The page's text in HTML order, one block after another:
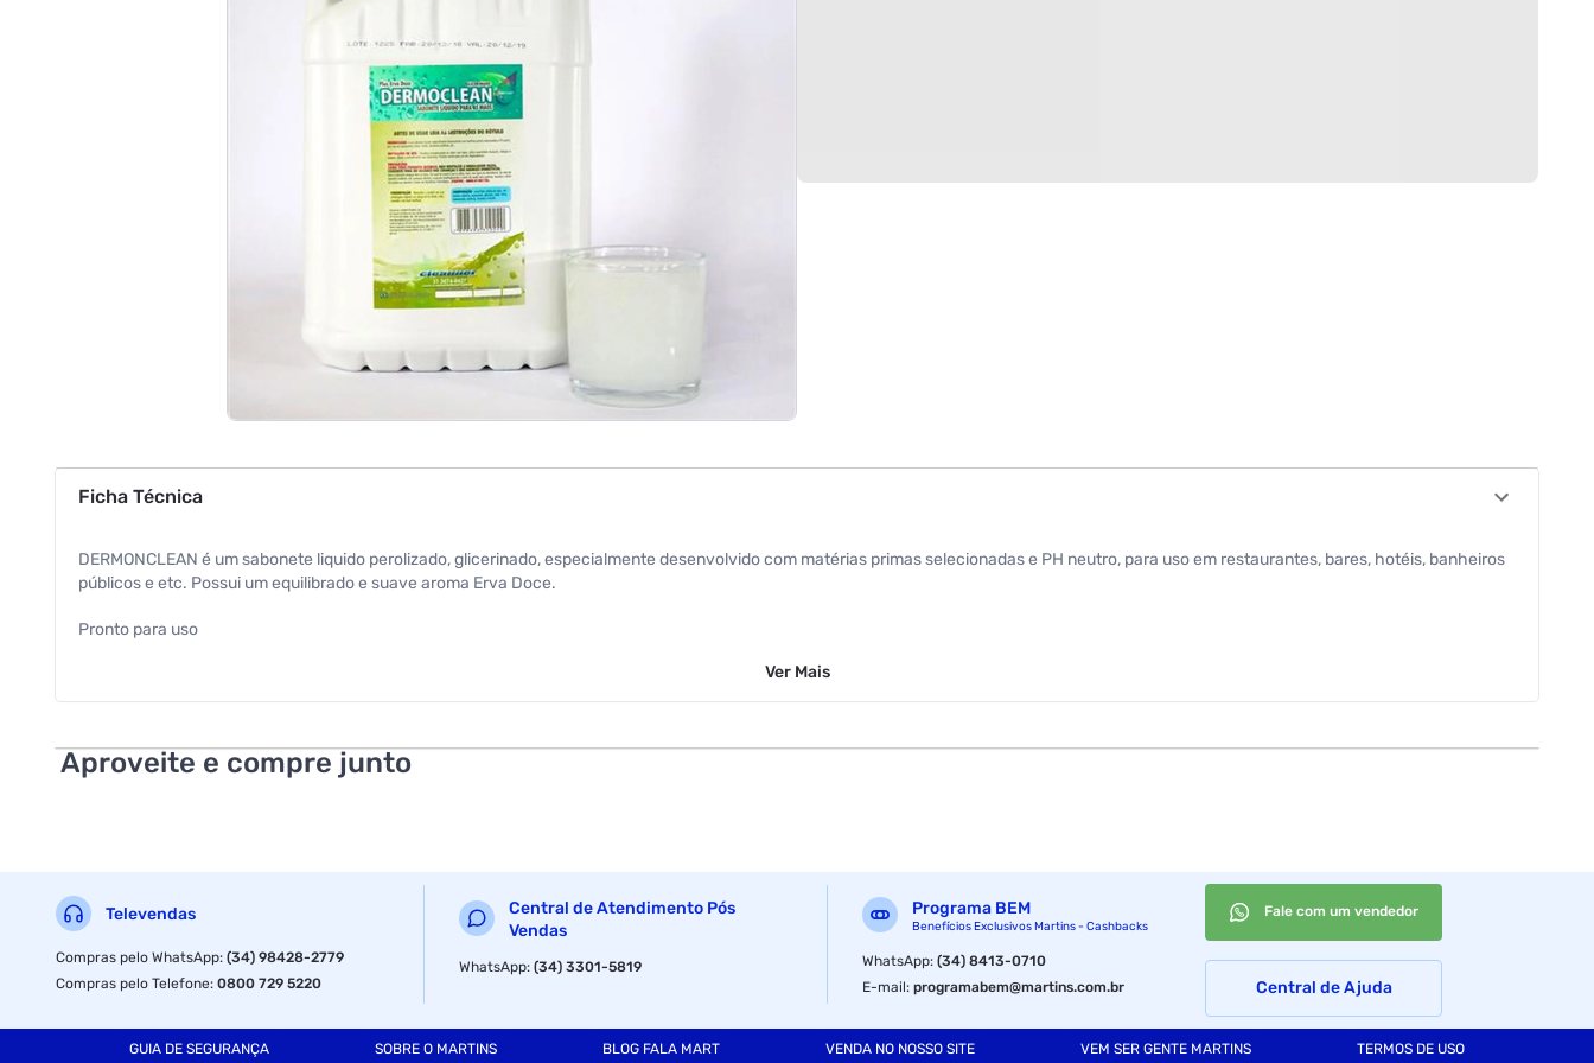
Ficha Técnica
DERMONCLEAN é um sabonete liquido perolizado, glicerinado, especialmente desenvolvido com matérias primas selecionadas e PH neutro, para uso em restaurantes, bares, hotéis, banheiros
públicos e etc. Possui um equilibrado e suave aroma Erva Doce.
Pronto para uso
Utilizar em saboneteira com reservatório. Mantenha fora do alcance de crianças e animais Leia atentamente as instruções do rótulo ates do uso
Manter o produto em sua embalagem original
Ver Mais
Aproveite e compre junto
Televendas
Compras pelo WhatsApp:(34) 98428-2779
Compras pelo Telefone:0800 729 5220
Central de Atendimento Pós
Vendas
WhatsApp:(34) 3301-5819
Programa BEM
Benefícios Exclusivos Martins - Cashbacks
WhatsApp:(34) 8413-0710
E-mail:programabem@martins.com.br
Fale com um vendedor
Central de Ajuda
GUIA DE SEGURANÇA SOBRE O MARTINS BLOG FALA MART VENDA NO NOSSO SITE VEM SER GENTE MARTINS TERMOS DE USO